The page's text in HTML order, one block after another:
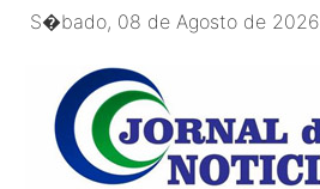
S�bado, 08 de Agosto de 2026